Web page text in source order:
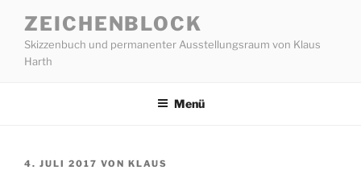
Inhalt
springen
ZEICHENBLOCK
Skizzenbuch und permanenter Ausstellungsraum von Klaus
Harth
Menü
VERÖFFENTLICHT
4. JULI 2017 VON KLAUS